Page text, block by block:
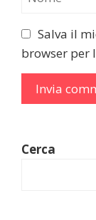
Salva il
browser per
Cerca